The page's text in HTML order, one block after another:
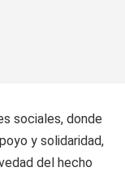
sociales, donde
y solidaridad,
del hecho